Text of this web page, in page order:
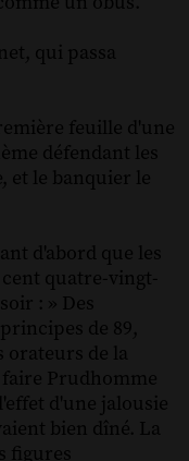
qui passa
feuille d'une
défendant les
et le banquier le
d'abord que les
quatre-vingt-
: » Des
de 89,
orateurs de la
faire Prudhomme
d'une jalousie
bien dîné. La
figures